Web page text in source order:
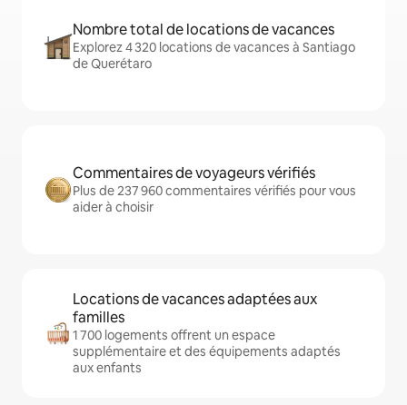
Nombre total de locations de vacances
Explorez 4 320 locations de vacances à Santiago
de Querétaro
Commentaires de voyageurs vérifiés
Plus de 237 960 commentaires vérifiés pour vous
aider à choisir
Locations de vacances adaptées aux
familles
1 700 logements offrent un espace
supplémentaire et des équipements adaptés
aux enfants